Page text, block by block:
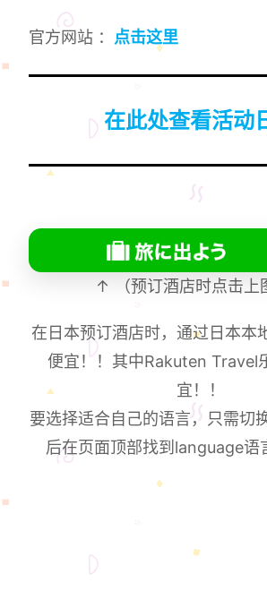
官方网站 ： 点击这里
在此处查看活动
↑ （预订酒店时点击上
在日本预订酒店时，通过日本本
便宜！！其中Rakuten Travel
宜！！
要选择适合自己的语言，只需切
后在页面顶部找到language语